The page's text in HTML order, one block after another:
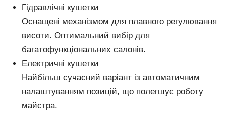
Гідравлічні кушетки
Оснащені механізмом для плавного регулювання
висоти. Оптимальний вибір для
багатофункціональних салонів.
Електричні кушетки
Найбільш сучасний варіант із автоматичним
налаштуванням позицій, що полегшує роботу
майстра.